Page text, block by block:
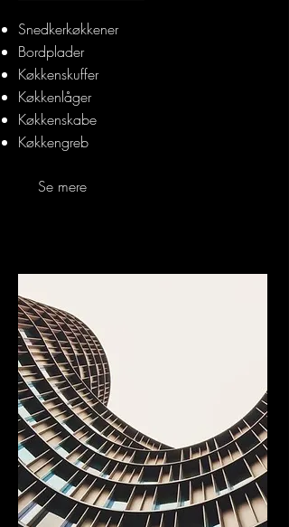
Snedkerkøkkener
Bordplader
Køkkenskuffer
Køkkenlåger
Køkkenskabe
Køkkengreb
Se mere